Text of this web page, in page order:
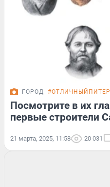
ГОРОД #ОТЛИЧНЫЙПИТЕР
Посмотрите в их
первые строители
21 марта, 2025, 11:58 20 031